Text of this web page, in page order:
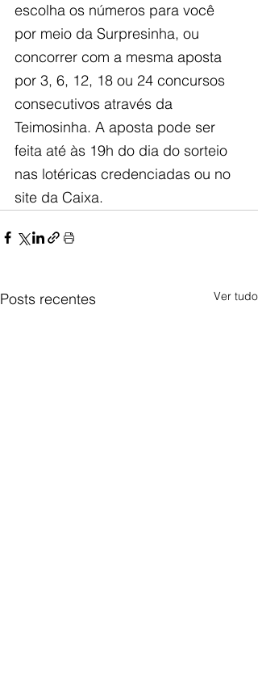
escolha os números para você
por meio da Surpresinha, ou
concorrer com a mesma aposta
por 3, 6, 12, 18 ou 24 concursos
consecutivos através da
Teimosinha. A aposta pode ser
feita até às 19h do dia do sorteio
nas lotéricas credenciadas ou no
site da Caixa.
Posts recentes Ver tudo